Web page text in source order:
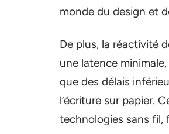
monde du design et
De plus, la réactivité
une latence
que des délais
l’écriture sur papier.
technologies sans fil,